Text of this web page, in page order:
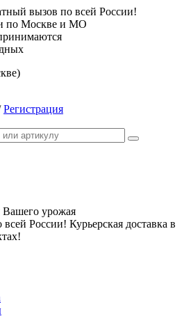
вызов по всей России!
по Москве и МО
Регистрация
Вашего урожая
России! Курьерская доставка в